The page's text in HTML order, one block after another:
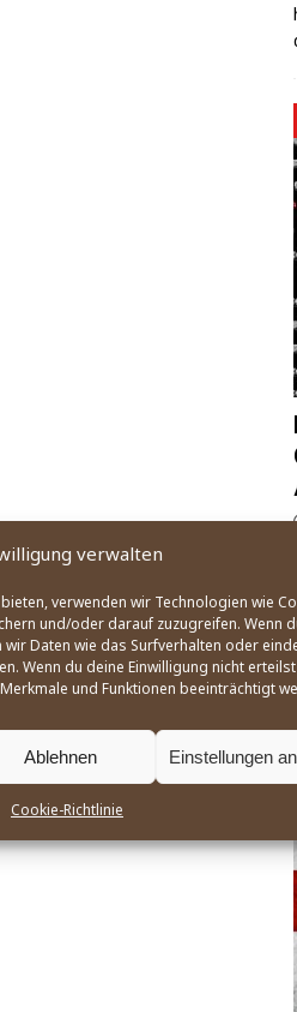
verwalten
verwenden wir Technologien wie
und/oder darauf zuzugreifen. Wenn
Daten wie das Surfverhalten oder
Wenn du deine Einwilligung nicht
und Funktionen beeinträchtigt
Ablehnen Einstellungen
Cookie-Richtlinie